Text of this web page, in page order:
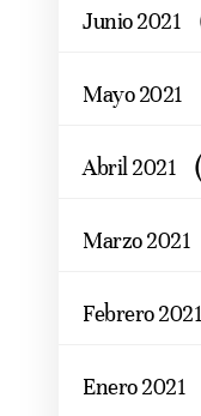
Junio 2021
Mayo 2021
Abril 2021
Marzo 2021
Febrero 2021
Enero 2021